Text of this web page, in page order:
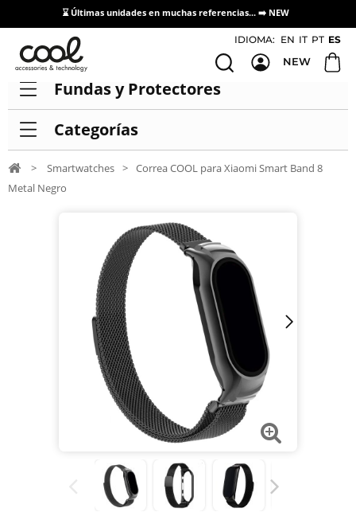
⌛ Últimas unidades en muchas referencias... ➡️ NEW
Acceso / Registro Distribuidores
IDIOMA: EN IT PT ES
NEW
Fundas y Protectores
Categorías
> Smartwatches > Correa COOL para Xiaomi Smart Band 8
Metal Negro